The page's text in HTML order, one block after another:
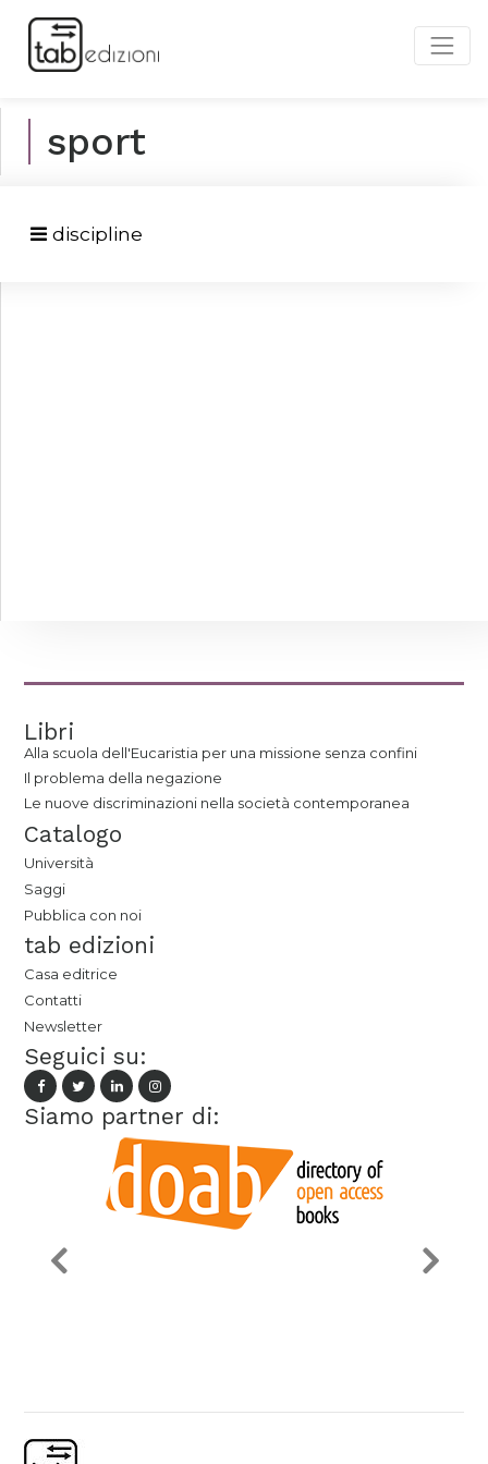
sport
discipline
Libri
Alla scuola dell'Eucaristia per una missione senza confini
Il problema della negazione
Le nuove discriminazioni nella società contemporanea
Catalogo
Università
Saggi
Pubblica con noi
tab edizioni
Casa editrice
Contatti
Newsletter
Seguici su:
Siamo partner di: